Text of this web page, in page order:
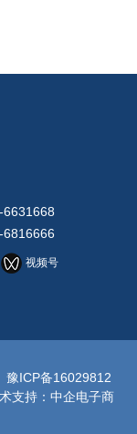
6631668
视频号
豫ICP备16029812
支持： 中企电子商